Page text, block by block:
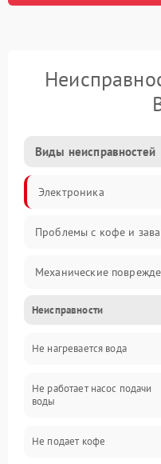
Виды неисправностей
Электроника
Проблемы с кофе и
Механические
Прочие неисправности
Включение и работа
Проблемы с водой
Проблемы с
Неисправности
Не нагревается вода
Не работает насос подачи
воды
Не подает кофе